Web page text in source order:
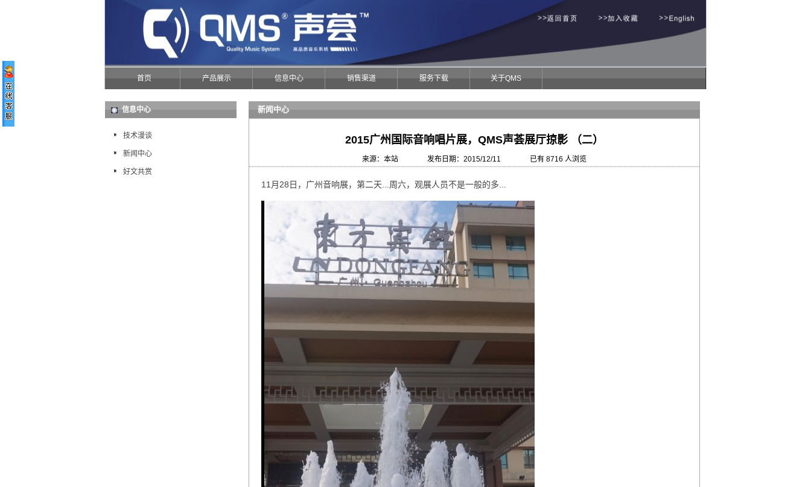
首页 产品展示 信息中心 销售渠道 服务下载 关于QMS
信息中心
技术漫谈
新闻中心
好文共赏
新闻中心
2015广州国际音响唱片展，QMS声荟展厅掠影 （二）
来源：本站 发布日期：2015/12/11 已有 8716 人浏览
11月28日，广州音响展，第二天...周六，观展人员不是一般的多...